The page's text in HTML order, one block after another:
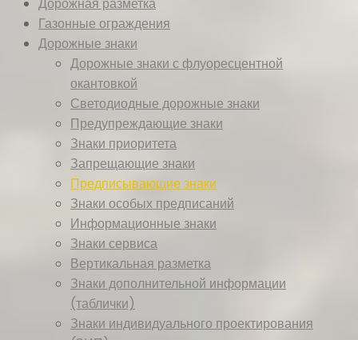
Газонные ограждения
Дорожные знаки
Дорожные знаки с флуоресцентной
окантовкой
Светодиодные дорожные знаки
Предупреждающие знаки
Знаки приоритета
Запрещающие знаки
Предписывающие знаки
Знаки особых предписаний
Информационные знаки
Знаки сервиса
Вертикальная разметка
Знаки дополнительной информации
(таблички)
Знаки индивидуального проектирования